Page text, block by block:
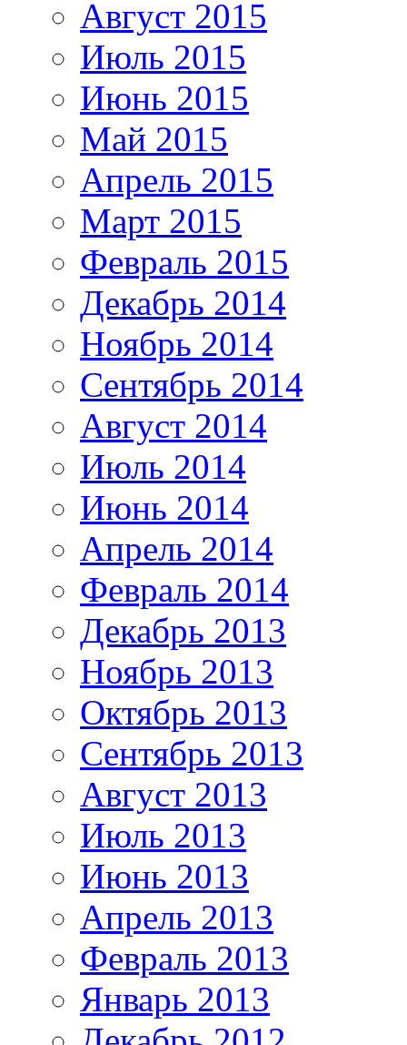
Август 2015
Июль 2015
Июнь 2015
Май 2015
Апрель 2015
Март 2015
Февраль 2015
Декабрь 2014
Ноябрь 2014
Сентябрь 2014
Август 2014
Июль 2014
Июнь 2014
Апрель 2014
Февраль 2014
Декабрь 2013
Ноябрь 2013
Октябрь 2013
Сентябрь 2013
Август 2013
Июль 2013
Июнь 2013
Апрель 2013
Февраль 2013
Январь 2013